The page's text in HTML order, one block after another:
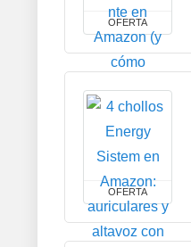
OFERTA
OFERTA